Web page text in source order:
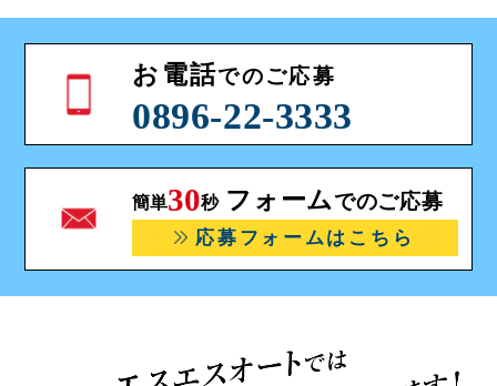
お電話でのご応募
0896-22-3333
簡単30秒 フォームでのご応募
応募フォームはこちら